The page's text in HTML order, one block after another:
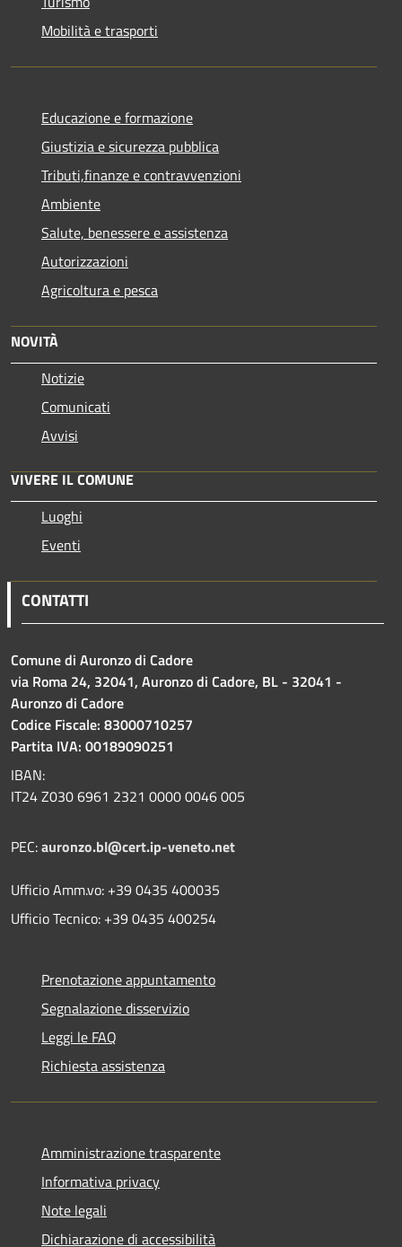
Mobilità e trasporti
Educazione e formazione
Giustizia e sicurezza pubblica
Tributi,finanze e contravvenzioni
Ambiente
Salute, benessere e assistenza
Autorizzazioni
Agricoltura e pesca
NOVITÀ
Notizie
Comunicati
Avvisi
VIVERE IL COMUNE
Luoghi
Eventi
CONTATTI
Comune di Auronzo di Cadore
via Roma 24, 32041, Auronzo di Cadore, BL - 32041 -
Auronzo di Cadore
Codice Fiscale: 83000710257
Partita IVA: 00189090251
IBAN:
IT24 Z030 6961 2321 0000 0046 005
PEC:auronzo.bl@cert.ip-veneto.net
Ufficio Amm.vo: +39 0435 400035
Ufficio Tecnico: +39 0435 400254
Prenotazione appuntamento
Segnalazione disservizio
Leggi le FAQ
Richiesta assistenza
Amministrazione trasparente
Informativa privacy
Note legali
Dichiarazione di accessibilità